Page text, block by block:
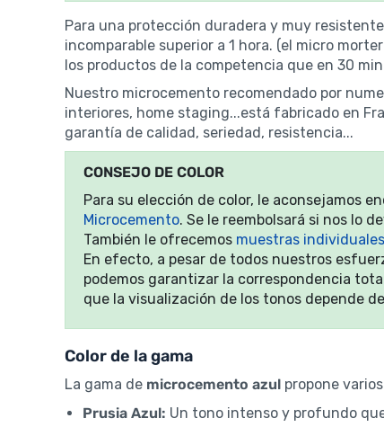
Para una protección duradera y muy
incomparable superior a 1 hora. (el micro
los productos de la competencia que en 30
Nuestro microcemento recomendado por
interiores, home staging...está fabricado en
garantía de calidad, seriedad, resistencia...
CONSEJO DE COLOR
Para su elección de color, le aconsejamos
Microcemento. Se le reembolsará si nos lo
También le ofrecemos muestras individuales
En efecto, a pesar de todos nuestros
podemos garantizar la correspondencia
que la visualización de los tonos depende
Color de la gama
La gama de microcemento azul propone
Prusia Azul: Un tono intenso y profundo